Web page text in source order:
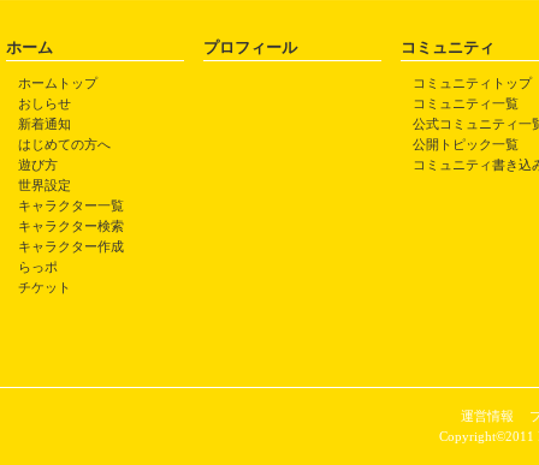
ホーム
ホームトップ
おしらせ
新着通知
はじめての方へ
遊び方
世界設定
キャラクター一覧
キャラクター検索
キャラクター作成
らっポ
チケット
プロフィール コミュニティ
コミュニティトップ
コミュニティ一覧
公式コミュニティ一
公開トピック一覧
コミュニティ書き込
運営情報
Copyright©2011